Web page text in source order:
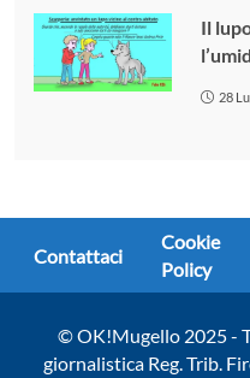
Il
28
Contattaci
Cookie
Policy
© OK!Mugello 2025 -
giornalistica Reg. Trib.